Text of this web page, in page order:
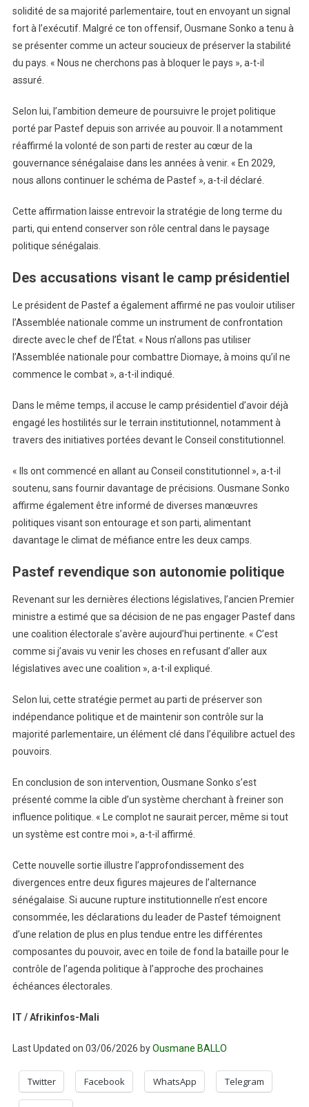
solidité de sa majorité parlementaire, tout en envoyant un signal
fort à l’exécutif. Malgré ce ton offensif, Ousmane Sonko a tenu à
se présenter comme un acteur soucieux de préserver la stabilité
du pays. « Nous ne cherchons pas à bloquer le pays », a-t-il
assuré.
Selon lui, l’ambition demeure de poursuivre le projet politique
porté par Pastef depuis son arrivée au pouvoir. Il a notamment
réaffirmé la volonté de son parti de rester au cœur de la
gouvernance sénégalaise dans les années à venir. « En 2029,
nous allons continuer le schéma de Pastef », a-t-il déclaré.
Cette affirmation laisse entrevoir la stratégie de long terme du
parti, qui entend conserver son rôle central dans le paysage
politique sénégalais.
Des accusations visant le camp présidentiel
Le président de Pastef a également affirmé ne pas vouloir utiliser
l’Assemblée nationale comme un instrument de confrontation
directe avec le chef de l’État. « Nous n’allons pas utiliser
l’Assemblée nationale pour combattre Diomaye, à moins qu’il ne
commence le combat », a-t-il indiqué.
Dans le même temps, il accuse le camp présidentiel d’avoir déjà
engagé les hostilités sur le terrain institutionnel, notamment à
travers des initiatives portées devant le Conseil constitutionnel.
« Ils ont commencé en allant au Conseil constitutionnel », a-t-il
soutenu, sans fournir davantage de précisions. Ousmane Sonko
affirme également être informé de diverses manœuvres
politiques visant son entourage et son parti, alimentant
davantage le climat de méfiance entre les deux camps.
Pastef revendique son autonomie politique
Revenant sur les dernières élections législatives, l’ancien Premier
ministre a estimé que sa décision de ne pas engager Pastef dans
une coalition électorale s’avère aujourd’hui pertinente. « C’est
comme si j’avais vu venir les choses en refusant d’aller aux
législatives avec une coalition », a-t-il expliqué.
Selon lui, cette stratégie permet au parti de préserver son
indépendance politique et de maintenir son contrôle sur la
majorité parlementaire, un élément clé dans l’équilibre actuel des
pouvoirs.
En conclusion de son intervention, Ousmane Sonko s’est
présenté comme la cible d’un système cherchant à freiner son
influence politique. « Le complot ne saurait percer, même si tout
un système est contre moi », a-t-il affirmé.
Cette nouvelle sortie illustre l’approfondissement des
divergences entre deux figures majeures de l’alternance
sénégalaise. Si aucune rupture institutionnelle n’est encore
consommée, les déclarations du leader de Pastef témoignent
d’une relation de plus en plus tendue entre les différentes
composantes du pouvoir, avec en toile de fond la bataille pour le
contrôle de l’agenda politique à l’approche des prochaines
échéances électorales.
IT / Afrikinfos-Mali
Last Updated on 03/06/2026 byOusmane BALLO
Twitter Facebook WhatsApp Telegram